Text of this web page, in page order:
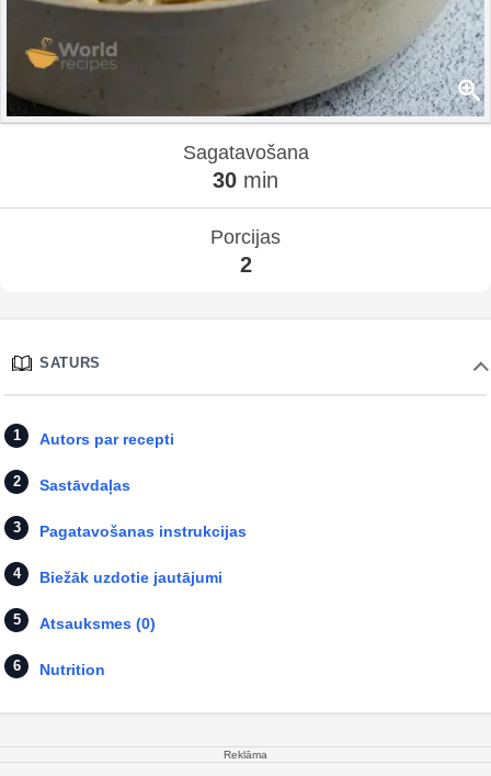
Sagatavošana
30 min
Porcijas
2
SATURS
Autors par recepti
Sastāvdaļas
Pagatavošanas instrukcijas
Biežāk uzdotie jautājumi
Atsauksmes (0)
Nutrition
Reklāma